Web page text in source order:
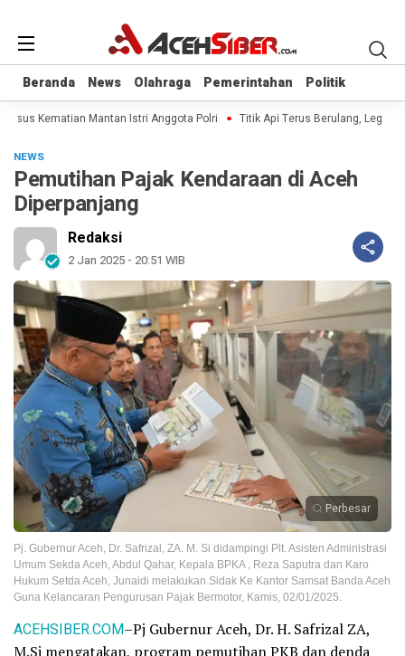
Beranda News Olahraga Pemerintahan Politik
Beranda News Olahraga Pemerintahan Politik
Kematian Mantan Istri Anggota Polri Titik Api Terus Berulang,
NEWS
Pemutihan Pajak Kendaraan di Aceh
Diperpanjang
Redaksi
2 Jan 2025 - 20:51 WIB
Perbesar
Pj. Gubernur Aceh, Dr. Safrizal, ZA. M. Si didampingi Plt. Asisten Administrasi
Umum Sekda Aceh, Abdul Qahar, Kepala BPKA , Reza Saputra dan Karo
Hukum Setda Aceh, Junaidi melakukan Sidak Ke Kantor Samsat Banda Aceh
Guna Kelancaran Pengurusan Pajak Bermotor, Kamis, 02/01/2025.
ACEHSIBER.COM–Pj Gubernur Aceh, Dr. H. Safrizal ZA,
M.Si mengatakan, program pemutihan PKB dan denda